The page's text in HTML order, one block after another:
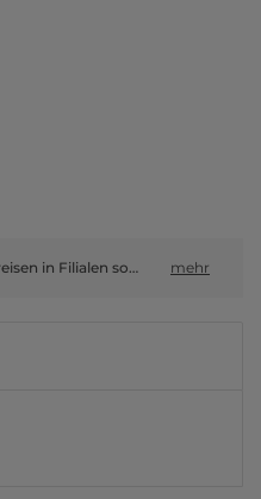
Online-Preise können von den Preisen in Filialen sowie Shop-in-Shop-Flächen abweichen. mehr